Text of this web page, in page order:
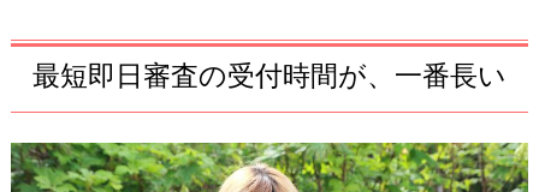
最短即日審査の受付時間が、一番長い